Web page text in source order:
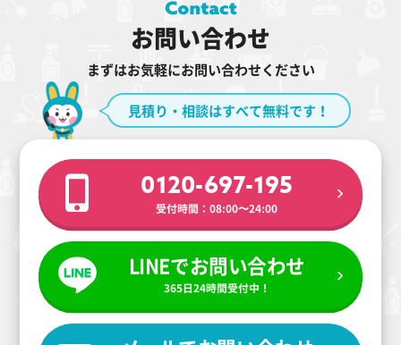
お問い合わせ
まずはお気軽にお問い合わせください
見積り・相談はすべて無料です！
0120-697-195
受付時間：08:00〜24:00
LINEでお問い合わせ
365日24時間受付中！